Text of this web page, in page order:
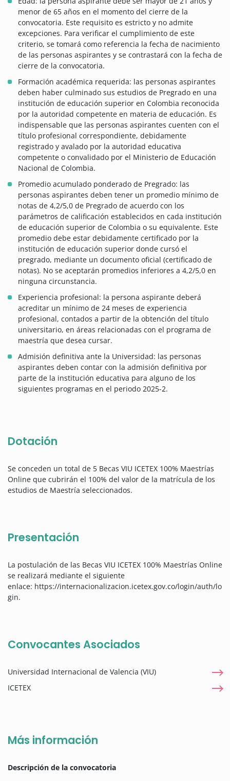
menor de 65 años en el momento del cierre de la
convocatoria. Este requisito es estricto y no admite
excepciones. Para verificar el cumplimiento de este
criterio, se tomará como referencia la fecha de nacimiento
de las personas aspirantes y se contrastará con la fecha de
cierre de la convocatoria.
Formación académica requerida: las personas aspirantes
deben haber culminado sus estudios de Pregrado en una
institución de educación superior en Colombia reconocida
por la autoridad competente en materia de educación. Es
indispensable que las personas aspirantes cuenten con el
título profesional correspondiente, debidamente
registrado y avalado por la autoridad educativa
competente o convalidado por el Ministerio de Educación
Nacional de Colombia.
Promedio acumulado ponderado de Pregrado: las
personas aspirantes deben tener un promedio mínimo de
notas de 4,2/5,0 de Pregrado de acuerdo con los
parámetros de calificación establecidos en cada institución
de educación superior de Colombia o su equivalente. Este
promedio debe estar debidamente certificado por la
institución de educación superior donde cursó el
pregrado, mediante un documento oficial (certificado de
notas). No se aceptarán promedios inferiores a 4,2/5,0 en
ninguna circunstancia.
Experiencia profesional: la persona aspirante deberá
acreditar un mínimo de 24 meses de experiencia
profesional, contados a partir de la obtención del título
universitario, en áreas relacionadas con el programa de
maestría que desea cursar.
Admisión definitiva ante la Universidad: las personas
aspirantes deben contar con la admisión definitiva por
parte de la institución educativa para alguno de los
siguientes programas en el periodo 2025-2.
Dotación
Se conceden un total de 5 Becas VIU ICETEX 100% Maestrías
Online que cubrirán el 100% del valor de la matrícula de los
estudios de Maestría seleccionados.
Presentación
La postulación de las Becas VIU ICETEX 100% Maestrías Online
se realizará mediante el siguiente
enlace: https://internacionalizacion.icetex.gov.co/login/auth/lo
gin.
Convocantes Asociados
Universidad Internacional de Valencia (VIU)
ICETEX
Más información
Descripción de la convocatoria